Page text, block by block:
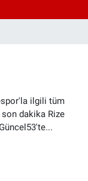
ilgili tüm
dakika Rize